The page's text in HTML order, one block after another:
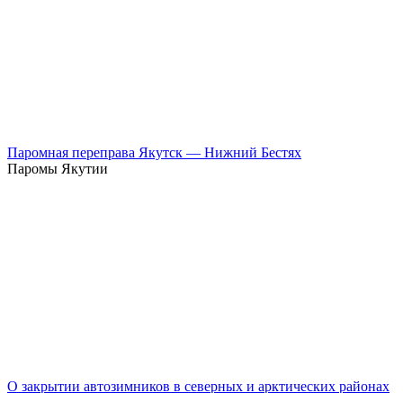
Паромная переправа Якутск — Нижний Бестях
Паромы Якутии
О закрытии автозимников в северных и арктических районах